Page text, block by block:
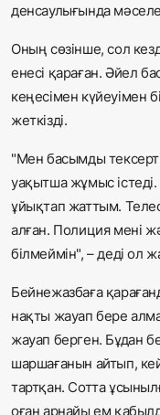
денсаулығында
Оның сөзінше, сол
енесі қараған. Әйел
кеңесімен күйеуімен
жеткізді.
"Мен басымды
уақытша жұмыс
ұйықтап жаттым.
алған. Полиция мені
білмеймін", – деді ол
Бейнежазбаға
нақты жауап бере
жауап берген. Бұдан
шаршағанын айтып,
тартқан. Сотта
оған арнайы ем